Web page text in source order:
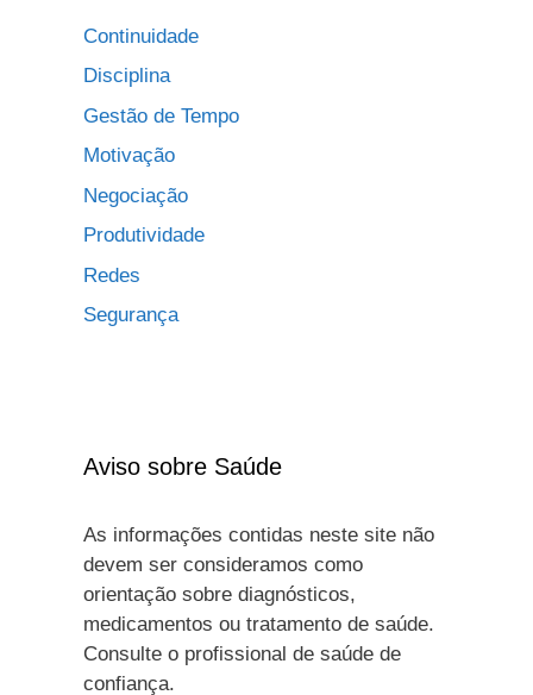
Continuidade
Disciplina
Gestão de Tempo
Motivação
Negociação
Produtividade
Redes
Segurança
Aviso sobre Saúde
As informações contidas neste site não
devem ser consideramos como
orientação sobre diagnósticos,
medicamentos ou tratamento de saúde.
Consulte o profissional de saúde de
confiança.